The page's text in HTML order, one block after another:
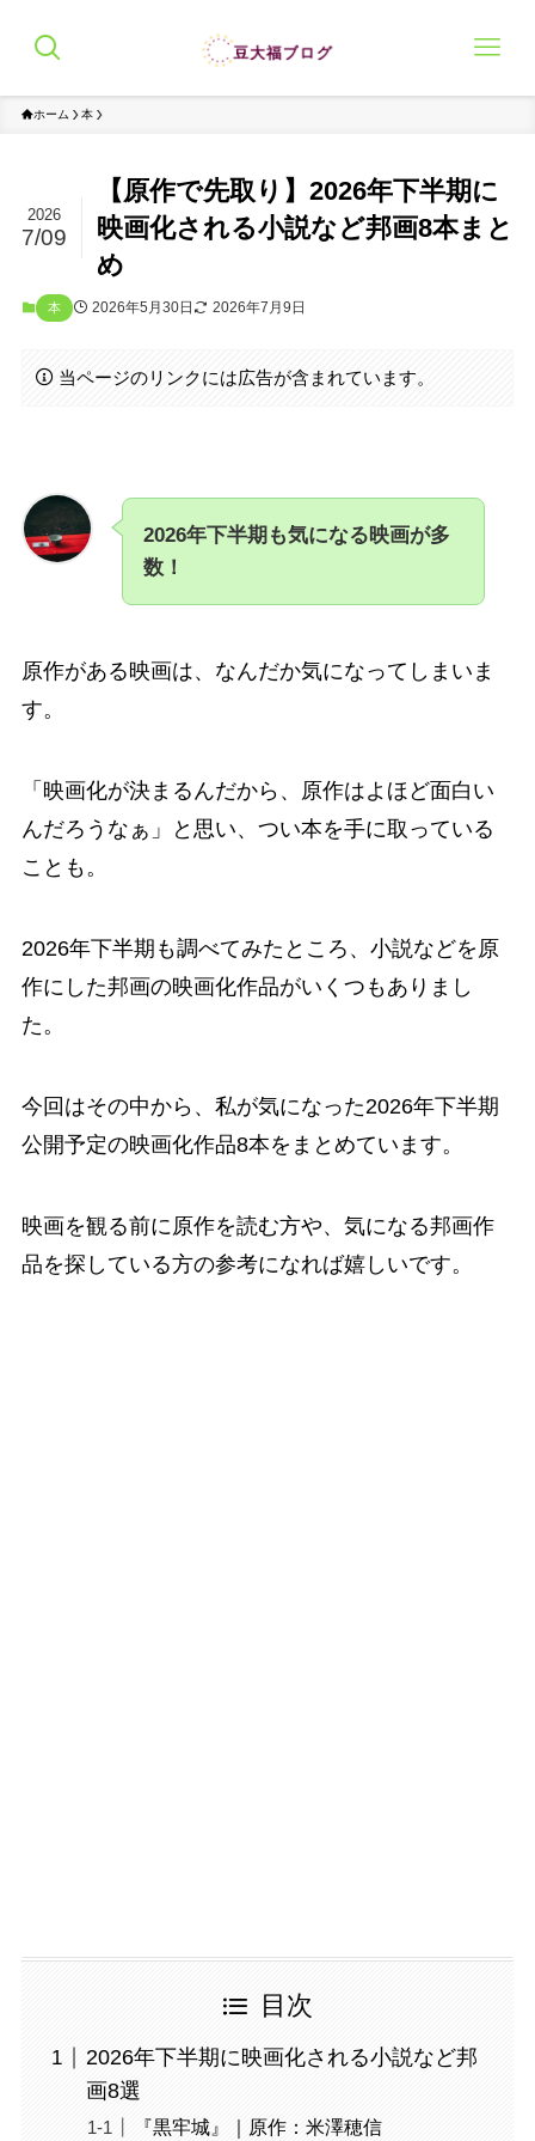
ホーム 本
【原作で先取り】2026年下半期に
映画化される小説など邦画8本まと
め
2026
7/09
本 2026年5月30日 2026年7月9日
当ページのリンクには広告が含まれています。
2026年下半期も気になる映画が多
数！
原作がある映画は、なんだか気になってしまいま
す。
「映画化が決まるんだから、原作はよほど面白い
んだろうなぁ」と思い、つい本を手に取っている
ことも。
2026年下半期も調べてみたところ、小説などを原
作にした邦画の映画化作品がいくつもありまし
た。
今回はその中から、私が気になった2026年下半期
公開予定の映画化作品8本をまとめています。
映画を観る前に原作を読む方や、気になる邦画作
品を探している方の参考になれば嬉しいです。
目次
2026年下半期に映画化される小説など邦
画8選
『黒牢城』｜原作：米澤穂信